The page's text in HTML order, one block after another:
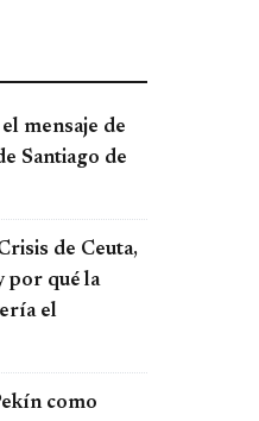
mensaje de
Santiago de
de Ceuta,
por qué la
el
como